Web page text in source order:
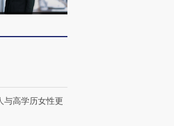
蟑螂”的印
视线｜“入侵”还是“人道危
【商旅对话】华住集团
与高学历女性更